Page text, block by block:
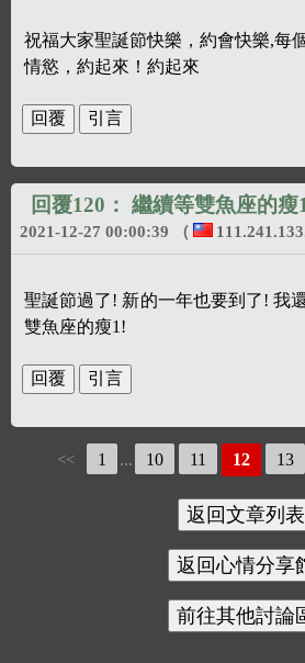
祝福大家聖誕節快樂，約會快樂,每
情慾，約起來！約起來
回覆120： 繼續等雙魚座的瘦1
2021-12-27 00:00:39 （
聖誕節過了! 新的一年也要到了! 我
雙魚座的瘦1!
<< 1 ... 10 11 12 13